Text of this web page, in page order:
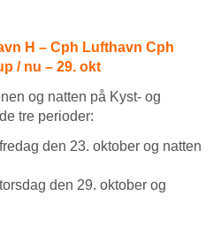
H – Cph Lufthavn Cph
/ nu – 29. okt
og natten på Kyst- og
tre perioder:
den 23. oktober og natten
den 29. oktober og